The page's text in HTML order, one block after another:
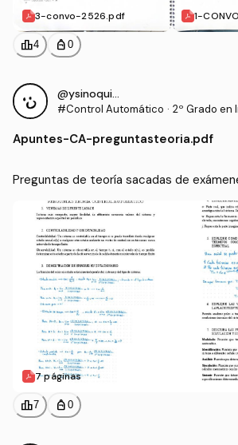
3-convo-2526.pdf 1-
leaderboard4 personal_bag 0
@ysinoquiero
#Control Automático · 2º Grado en
Apuntes-CA-preguntasteoria.pdf
Preguntas de teoría sacadas de
7 páginas
leaderboard7 personal_bag 0